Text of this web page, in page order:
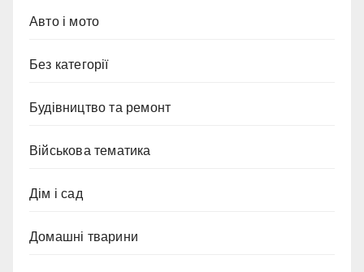
Авто і мото
Без категорії
Будівництво та ремонт
Військова тематика
Дім і сад
Домашні тварини